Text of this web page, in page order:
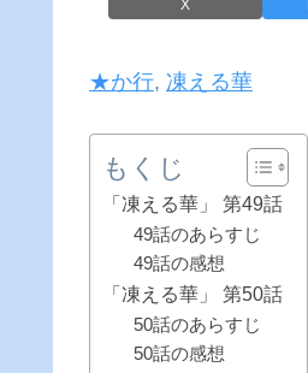
X
★か行, 凍える華
もくじ
「凍える華」 第49話
49話のあらすじ
49話の感想
「凍える華」 第50話
50話のあらすじ
50話の感想